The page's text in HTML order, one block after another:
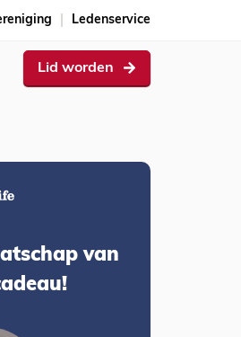
Ledenservice
Lid worden
van